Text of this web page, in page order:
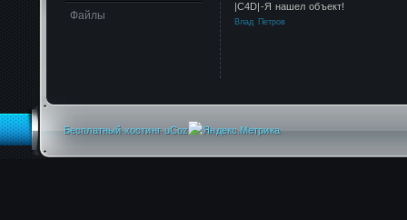
Файлы
|C4D|-Я нашел объект!
Влад Петров
Бесплатный хостинг uCoz